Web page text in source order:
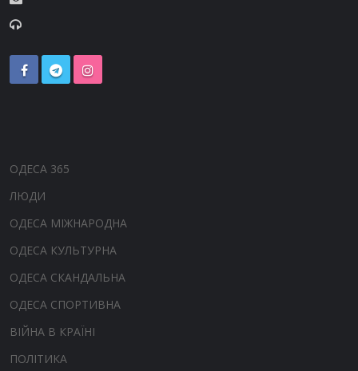
ОДЕСА 365
ЛЮДИ
ОДЕСА МІЖНАРОДНА
ОДЕСА КУЛЬТУРНА
ОДЕСА СКАНДАЛЬНА
ОДЕСА СПОРТИВНА
ВІЙНА В КРАЇНІ
ПОЛІТИКА